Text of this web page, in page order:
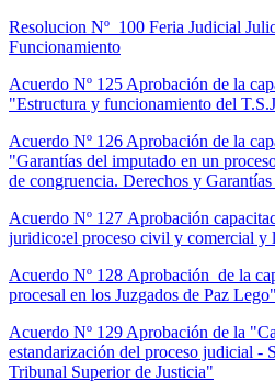
Resolucion Nº 100 Feria Judicial
Funcionamiento
Acuerdo Nº 125 Aprobación de la
"Estructura y funcionamiento del
Acuerdo Nº 126 Aprobación de la
"Garantías del imputado en un
de congruencia. Derechos y
Acuerdo Nº 127 Aprobación
juridico:el proceso civil y comercial y
Acuerdo Nº 128 Aprobación de la
procesal en los Juzgados de Paz Lego"
Acuerdo Nº 129 Aprobación de la
estandarización del proceso judicial -
Tribunal Superior de Justicia"